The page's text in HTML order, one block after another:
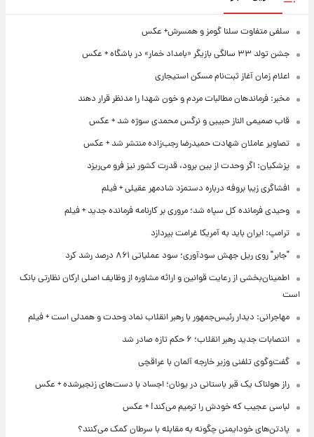
سلفی متفاوت سلنا گومز و همسرش+ عکس
جشن تولد ۳۳ سالگی بازیگر «بامداد خمار» در باشگاه + عکس
اعلام زمان آغاز ثبت‌نام مسکن استیجاری
مخبر: فرماندهان مطالبات مردم و خون شهدا را مدنظر قرار دهند
قاب صمیمی الناز حبیبی و نرگس محمدی سوژه شد + عکس
تصاویر عاملان شهادت حمیدرضا رجب‌زاده منتشر شد + عکس
پزشکیان: اگر وحدت از بین برود، قدرت کشور نیز فرو می‌ریزد
افشاگری زیبا بروفه درباره دستمزد شادمهر عقیلی + فیلم
وحیدی فرمانده کل سپاه شد؛ مروری بر کارنامه فرمانده جدید + فیلم
ترامپ: ایران باید به آمریکا غرامت بپردازد
"جابر" روی ریل جهش سودآوری؛ سود عملیاتی ۸۶۱ درصد رشد کرد
اطمینان‌بخشی از رعایت قوانین و ارائه مشاوره از وظایف اصلی ارکان نظارتی بانک
است
مهاجرانی: دیدار رئیس‌جمهور با رهبر انقلاب نماد وحدت و همدلی است + فیلم
انتصابات جدید رهبر انقلاب؛ ۶ حکم تازه صادر شد
گفت‌وگوی تلفنی وزیر خارجه آلمان با عراقچی
راز هولناک یک قبر باستانی در یونان؛ اجساد با دست‌های زنجیرشده + عکس
لباسی عجیب که خودش را ترمیم می‌کند! + عکس
پادتن‌های خودایمنی چگونه به مقابله با سرطان کمک می‌کنند؟